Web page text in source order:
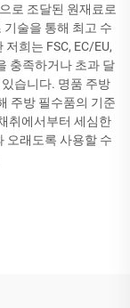
로 조달된 원재료로
기술을 통해 최고 수
희는 FSC, EC/EU,
충족하거나 초과 달
습니다. 명품 주방
주방 필수품의 기준
취에서부터 세심한
오래도록 사용할 수